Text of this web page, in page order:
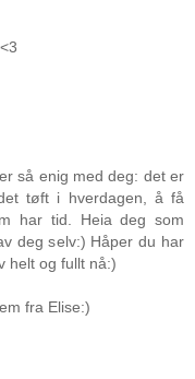
så enig med deg: det er
tøft i hverdagen, å få
har tid. Heia deg som
deg selv:) Håper du har
helt og fullt nå:)
fra Elise:)